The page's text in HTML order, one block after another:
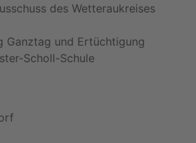
des Wetteraukreises
Ganztag und Ertüchtigung
Scholl-Schule